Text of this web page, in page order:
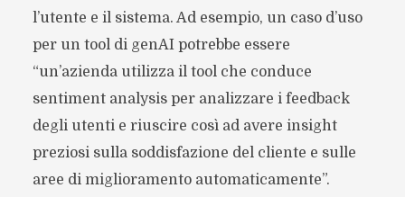
l’utente e il sistema. Ad esempio, un caso d’uso
per un tool di genAI potrebbe essere
“un’azienda utilizza il tool che conduce
sentiment analysis per analizzare i feedback
degli utenti e riuscire così ad avere insight
preziosi sulla soddisfazione del cliente e sulle
aree di miglioramento automaticamente”.